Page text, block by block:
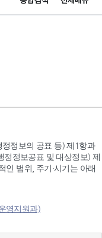
정정보의 공표 등) 제1항과
정정보공표 및 대상정보) 제
인 범위, 주기·시기는 아래
영지원과)